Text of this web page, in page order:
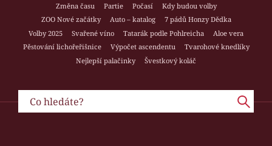
Změna času
Partie Počasí
Kdy budou volby
ZOO Nové začátky
Auto – katalog
7 pádů Honzy Dědka
Volby 2025
Svařené víno Tatarák podle Pohlreicha
Aloe vera
Pěstování lichořeřišnice
Výpočet ascendentu
Tvarohové knedlíky
Nejlepší palačinky
Švestkový koláč